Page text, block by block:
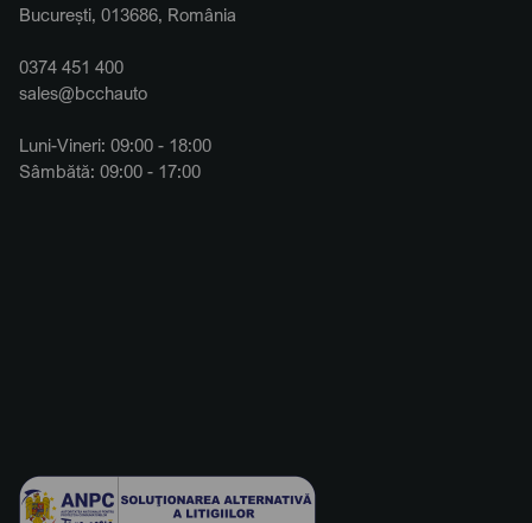
București, 013686, România
0374 451 400
sales@bcchauto
Luni-Vineri: 09:00 - 18:00
Sâmbătă: 09:00 - 17:00